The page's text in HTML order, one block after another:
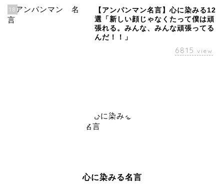
18
【アンパンマン名言】心に染みる12
選「新しい顔じゃなくたって僕は頑
張れる。みんな、みんな頑張ってる
んだ！！」
6815 view
心に染みる名言